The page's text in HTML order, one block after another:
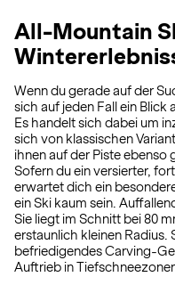
All-Mountain
Wenn du gerade auf der
sich auf jeden Fall ein Blick
Es handelt sich dabei um
sich von klassischen
ihnen auf der Piste ebenso
Sofern du ein versierter,
erwartet dich ein
ein Ski kaum sein.
Sie liegt im Schnitt bei 80
erstaunlich kleinen Radius.
befriedigendes Carving-
Auftrieb in